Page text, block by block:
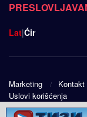
Lat|Ćir
Marketing Kontakt
Uslovi korišćenja